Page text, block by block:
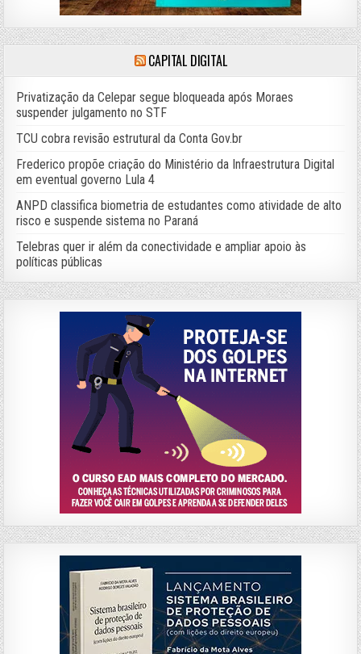
CAPITAL DIGITAL
Privatização da Celepar segue bloqueada após Moraes
suspender julgamento no STF
TCU cobra revisão estrutural da Conta Gov.br
Frederico propõe criação do Ministério da Infraestrutura Digital
em eventual governo Lula 4
ANPD classifica biometria de estudantes como atividade de alto
risco e suspende sistema no Paraná
Telebras quer ir além da conectividade e ampliar apoio às
políticas públicas